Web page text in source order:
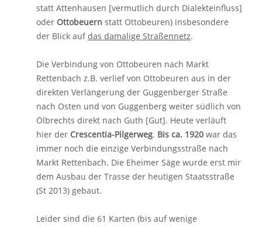
statt Attenhausen [vermutlich durch Dialekteinfluss]
oder Ottobeuern statt Ottobeuren) insbesondere
der Blick aufdas damalige Straßennetz.
Die Verbindung von Ottobeuren nach Markt
Rettenbach z.B. verlief von Ottobeuren aus in der
direkten Verlängerung der Guggenberger Straße
nach Osten und von Guggenberg weiter südlich von
Ölbrechts direkt nach Guth [Gut]. Heute verläuft
hier der Crescentia-Pilgerweg. Bis ca. 1920 war das
immer noch die einzige Verbindungsstraße nach
Markt Rettenbach. Die Eheimer Säge wurde erst mir
dem Ausbau der Trasse der heutigen Staatsstraße
(St 2013) gebaut.
Leider sind die 61 Karten (bis auf wenige